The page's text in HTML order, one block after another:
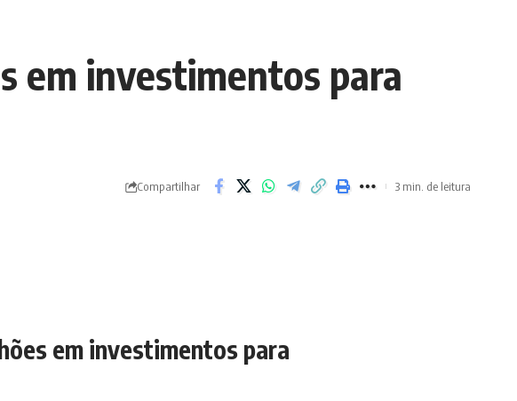
em investimentos para
Compartilhar 3 min. de leitura
em investimentos para